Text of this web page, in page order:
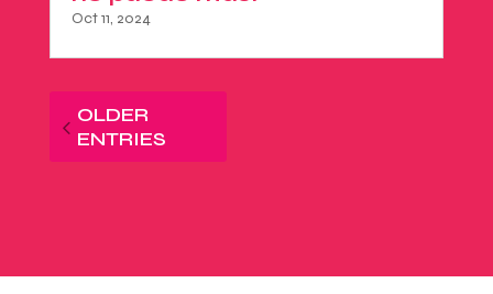
Oct 11, 2024
OLDER
ENTRIES